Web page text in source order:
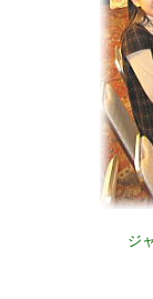
ジ